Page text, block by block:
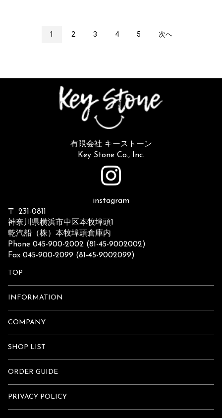
1 2 3 4 5 次へ
有限会社 キーストーン
Key Stone Co., Inc.
instagram
〒 231-0811
神奈川県横浜市中区本牧埠頭1
乾汽船（株）本牧埠頭倉庫内
Phone 045-900-2002 (81-45-9002002)
Fax 045-900-2099 (81-45-9002099)
TOP
INFORMATION
COMPANY
SHOP LIST
ORDER GUIDE
PRIVACY POLICY